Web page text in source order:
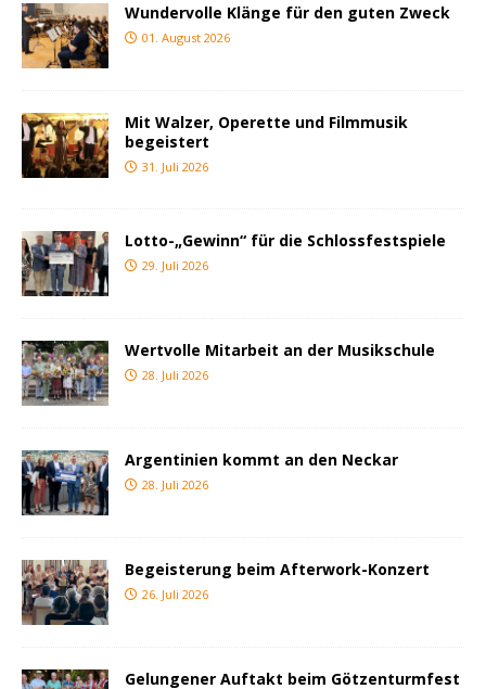
Wundervolle Klänge für den guten Zweck
01. August 2026
Mit Walzer, Operette und Filmmusik
begeistert
31. Juli 2026
Lotto-„Gewinn“ für die Schlossfestspiele
29. Juli 2026
Wertvolle Mitarbeit an der Musikschule
28. Juli 2026
Argentinien kommt an den Neckar
28. Juli 2026
Begeisterung beim Afterwork-Konzert
26. Juli 2026
Gelungener Auftakt beim Götzenturmfest